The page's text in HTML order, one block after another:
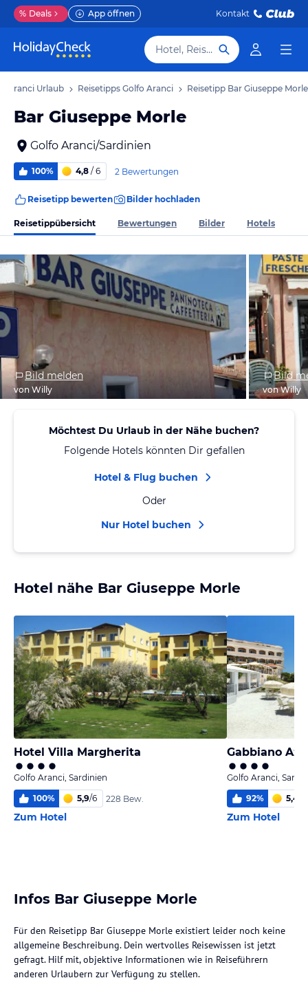
% Deals App öffnen Kontakt
Hotel, Reiseziel
Aranci Urlaub Reisetipps Golfo Aranci Reisetipp Bar Giuseppe Morle
Bar Giuseppe Morle
Golfo Aranci/Sardinien
100% 4,8 / 6 2 Bewertungen
Reisetipp bewerten Bilder hochladen
Reisetippübersicht Bewertungen Bilder Hotels
Bild melden
von Willy
Bild
von Willy
Möchtest Du Urlaub in der Nähe buchen?
Folgende Hotels könnten Dir gefallen
Hotel & Flug buchen
Oder
Nur Hotel buchen
Hotel nähe Bar Giuseppe Morle
Hotel Villa Margherita
Golfo Aranci, Sardinien
100% 5,9/6 228 Bew.
Zum Hotel
Gabbiano
Golfo Aranci,
92% 5,4
Zum Hotel
Infos Bar Giuseppe Morle
Für den Reisetipp Bar Giuseppe Morle existiert leider noch keine
allgemeine Beschreibung. Dein wertvolles Reisewissen ist jetzt
gefragt. Hilf mit, objektive Informationen wie in Reiseführern
anderen Urlaubern zur Verfügung zu stellen.